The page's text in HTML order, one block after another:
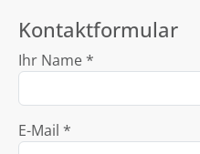
Kontaktformular
Ihr Name *
E-Mail *